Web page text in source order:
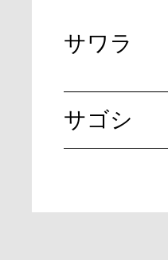
サワラ
サゴシ